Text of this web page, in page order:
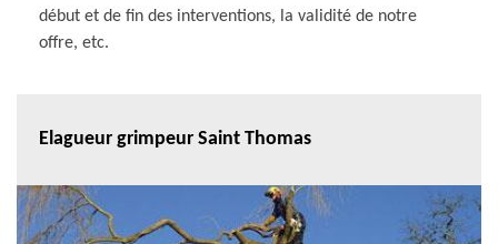
début et de fin des interventions, la validité de notre
offre, etc.
Elagueur grimpeur Saint Thomas